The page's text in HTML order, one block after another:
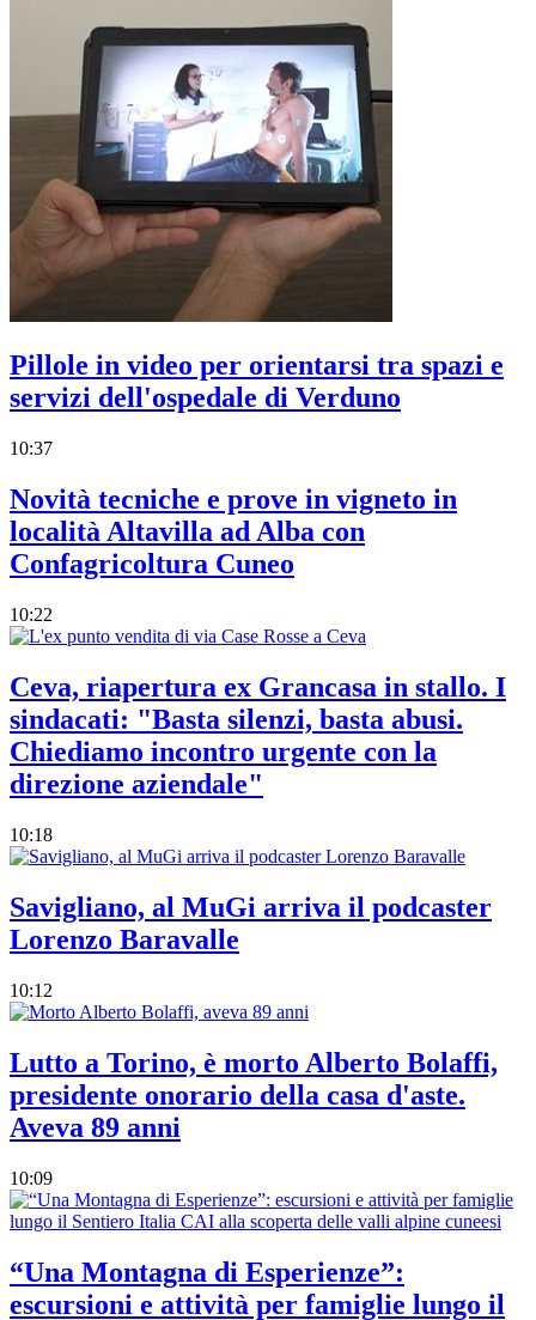
Pillole in video per orientarsi tra spazi e
servizi dell'ospedale di Verduno
10:37
Novità tecniche e prove in vigneto in
località Altavilla ad Alba con
Confagricoltura Cuneo
10:22
Ceva, riapertura ex Grancasa in stallo. I
sindacati: "Basta silenzi, basta abusi.
Chiediamo incontro urgente con la
direzione aziendale"
10:18
Savigliano, al MuGi arriva il podcaster
Lorenzo Baravalle
10:12
Lutto a Torino, è morto Alberto Bolaffi,
presidente onorario della casa d'aste.
Aveva 89 anni
10:09
“Una Montagna di Esperienze”:
escursioni e attività per famiglie lungo il